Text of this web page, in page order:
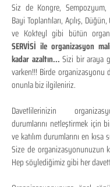
Siz de Kongre, Sempozyum,
Bayi Toplantıları, Açılış,
ve Kokteyl gibi bütün
SERVİSİ ile organizasyon
kadar azaltın...Sizi bir araya
varken!!! Birde organizasyonu
onunla biz ilgileniriz.
Davetlilerinizin
durumlarını netleştirmek için
ve katılım durumlarını en kısa
Size de organizasyonunuzun
Hep söylediğimiz gibi her